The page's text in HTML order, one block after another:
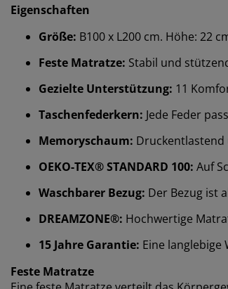
Eigenschaften
Größe: B100 x L200 cm. Höhe: 22
Feste Matratze: Stabil und
Gezielte Unterstützung: 11
Taschenfederkern: Jede Feder
Memoryschaum: Druckentlastend
OEKO-TEX® STANDARD 100: Auf
Waschbarer Bezug: Der Bezug ist
DREAMZONE®: Hochwertige
15 Jahre Garantie: Eine langlebige
Feste Matratze